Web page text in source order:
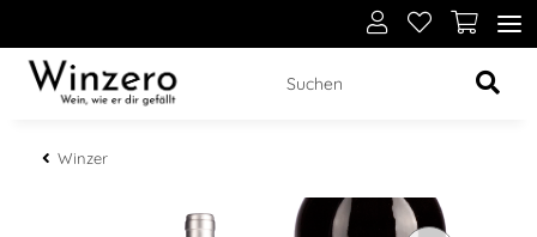
Winzer